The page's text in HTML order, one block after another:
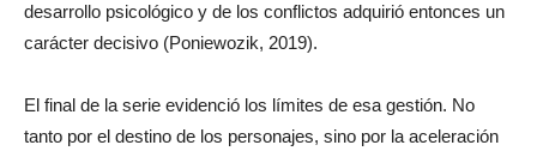
desarrollo psicológico y de los conflictos adquirió entonces un
carácter decisivo (Poniewozik, 2019).
El final de la serie evidenció los límites de esa gestión. No
tanto por el destino de los personajes, sino por la aceleración